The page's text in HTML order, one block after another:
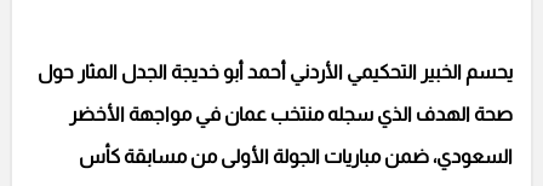
يحسم الخبير التحكيمي الأردني أحمد أبو خديجة الجدل المثار حول
صحة الهدف الذي سجله منتخب عمان في مواجهة الأخضر
السعودي، ضمن مباريات الجولة الأولى من مسابقة كأس